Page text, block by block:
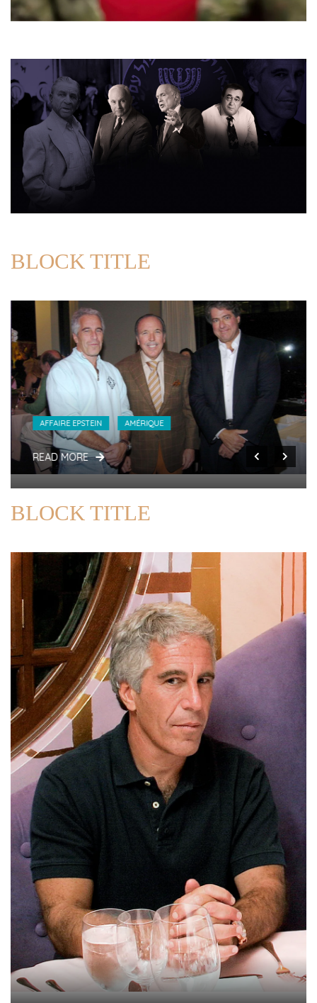
BLOCK TITLE
AFFAIRE EPSTEIN AMÉRIQUE
READ MORE
BLOCK TITLE